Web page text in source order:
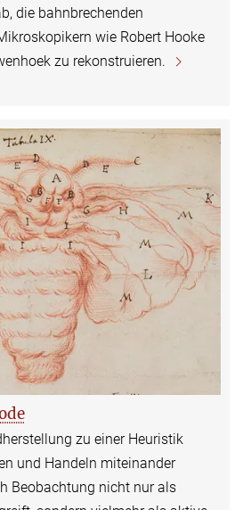
die bahnbrechenden
wie Robert Hooke
zu rekonstruieren.
zu einer Heuristik
und Handeln miteinander
Beobachtung nicht nur als